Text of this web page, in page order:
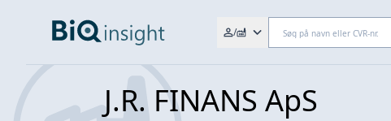
/
J.R. FINANS ApS